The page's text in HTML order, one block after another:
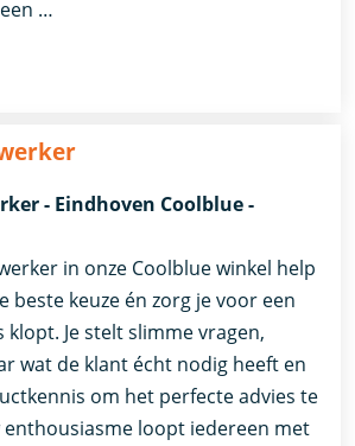
…
- Eindhoven Coolblue -
in onze Coolblue winkel help
beste keuze én zorg je voor een
klopt. Je stelt slimme vragen,
wat de klant écht nodig heeft en
om het perfecte advies te
enthousiasme loopt iedereen met